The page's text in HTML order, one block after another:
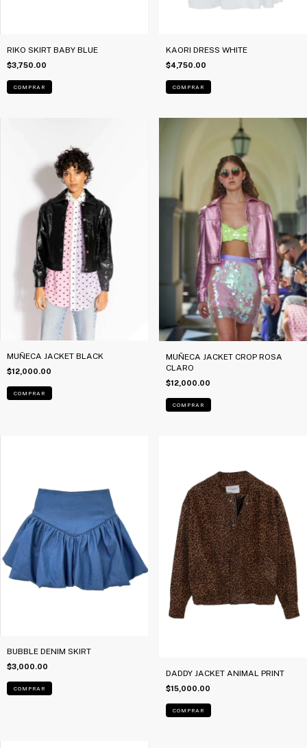
RIKO SKIRT BABY BLUE
$3,750.00
COMPRAR
KAORI DRESS WHITE
$4,750.00
COMPRAR
MUÑECA JACKET BLACK
$12,000.00
COMPRAR
MUÑECA JACKET CROP ROSA
CLARO
$12,000.00
COMPRAR
BUBBLE DENIM SKIRT
$3,000.00
COMPRAR
DADDY JACKET ANIMAL PRINT
$15,000.00
COMPRAR